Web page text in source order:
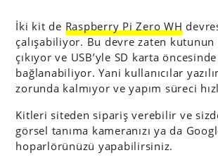
İki kit de Raspberry Pi Zero WH
çalışabiliyor. Bu devre zaten
çıkıyor ve USB’yle SD karta öncesinde
bağlanabiliyor. Yani kullanıcılar
zorunda kalmıyor ve yapım süreci
Kitleri siteden sipariş verebilir ve
görsel tanıma kameranızı ya da
hoparlörünüzü yapabilirsiniz.